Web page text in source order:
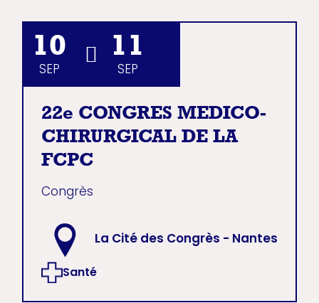
11
SEP
10
SEP
22e CONGRES MEDICO-
CHIRURGICAL DE LA
FCPC
Congrès
La Cité des Congrès - Nantes
Santé